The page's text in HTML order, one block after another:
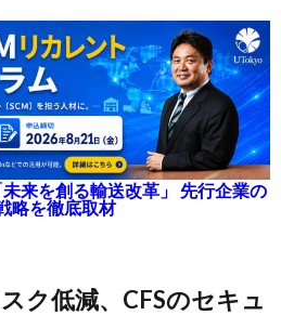
来を創る輸送改革」 先行企業の
略を徹底取材